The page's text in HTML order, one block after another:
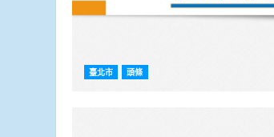
臺北市 頭條